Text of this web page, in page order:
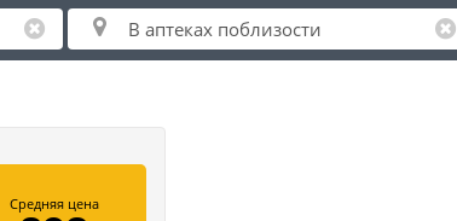
Средняя цена